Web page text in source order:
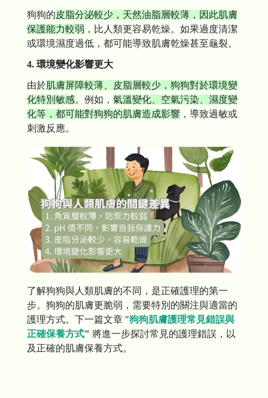
狗狗的皮脂分泌較少，天然油脂層較薄，因此肌膚
保護能力較弱 ，比人類更容易乾燥。如果過度清潔
或環境濕度過低，都可能導致肌膚乾燥甚至龜裂。
4. 環境變化影響更大
由於肌膚屏障較薄、皮脂層較少，狗狗對於環境變
化特別敏感。例如， 氣溫變化、空氣污染、濕度變
化等，都可能對狗狗的肌膚造成影響 ，導致過敏或
刺激反應。
了解狗狗與人類肌膚的不同，是正確護理的第一
步。狗狗的肌膚更脆弱，需要特別的關注與適當的
護理方式。下一篇文章 "狗狗肌膚護理常見錯誤與
正確保養方式" 將進一步探討常見的護理錯誤，以
及正確的肌膚保養方式。